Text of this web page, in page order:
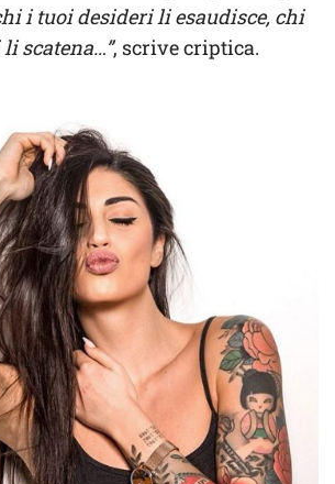
chi i tuoi desideri li esaudisce, chi
scatena…”, scrive criptica.